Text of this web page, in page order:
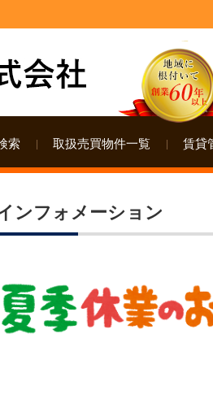
索 取扱売買物件一覧 賃貸
ンフォメーション